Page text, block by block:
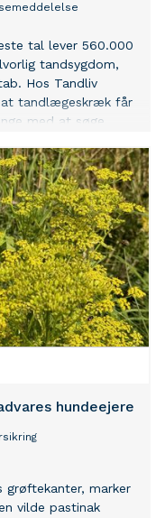
tal lever 560.000
tandsygdom,
Hos Tandliv
at tandlægeskræk får
med at søge
hundeejere
grøftekanter, marker
vilde pastinak